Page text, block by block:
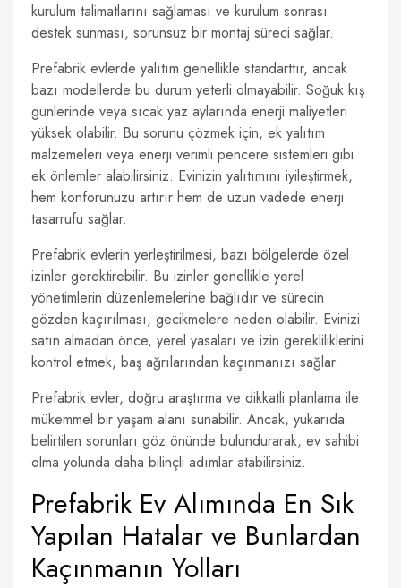
kurulum talimatlarını sağlaması ve kurulum sonrası
destek sunması, sorunsuz bir montaj süreci sağlar.
Prefabrik evlerde yalıtım genellikle standarttır, ancak
bazı modellerde bu durum yeterli olmayabilir. Soğuk kış
günlerinde veya sıcak yaz aylarında enerji maliyetleri
yüksek olabilir. Bu sorunu çözmek için, ek yalıtım
malzemeleri veya enerji verimli pencere sistemleri gibi
ek önlemler alabilirsiniz. Evinizin yalıtımını iyileştirmek,
hem konforunuzu artırır hem de uzun vadede enerji
tasarrufu sağlar.
Prefabrik evlerin yerleştirilmesi, bazı bölgelerde özel
izinler gerektirebilir. Bu izinler genellikle yerel
yönetimlerin düzenlemelerine bağlıdır ve sürecin
gözden kaçırılması, gecikmelere neden olabilir. Evinizi
satın almadan önce, yerel yasaları ve izin gerekliliklerini
kontrol etmek, baş ağrılarından kaçınmanızı sağlar.
Prefabrik evler, doğru araştırma ve dikkatli planlama ile
mükemmel bir yaşam alanı sunabilir. Ancak, yukarıda
belirtilen sorunları göz önünde bulundurarak, ev sahibi
olma yolunda daha bilinçli adımlar atabilirsiniz.
Prefabrik Ev Alımında En Sık
Yapılan Hatalar ve Bunlardan
Kaçınmanın Yolları